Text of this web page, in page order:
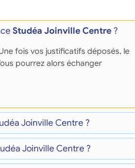
Studéa Joinville Centre?
fois vos justificatifs déposés, le
pourrez alors échanger
Joinville Centre ?
Joinville Centre ?